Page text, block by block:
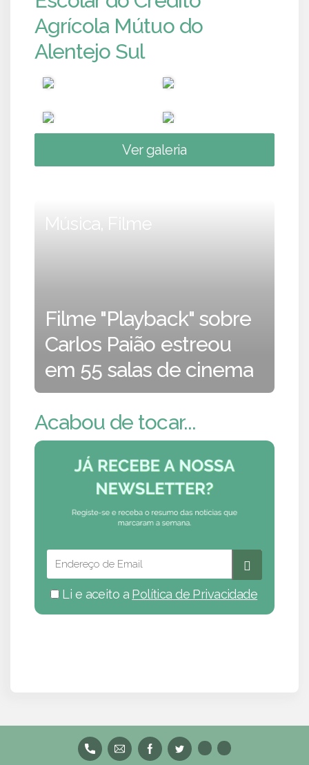
Agrícola Mútuo do
Alentejo Sul
Ver galeria
Música, Filme
Filme "Playback" sobre
Carlos Paião estreou
em 55 salas de cinema
Acabou de tocar...
Li e aceito a Política de Privacidade